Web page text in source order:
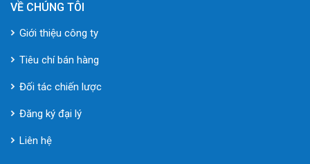
VỀ CHÚNG TÔI
Giới thiệu công ty
Tiêu chí bán hàng
Đối tác chiến lược
Đăng ký đại lý
Liên hệ